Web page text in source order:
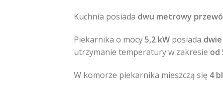
Kuchnia posiada dwu metrowy
Piekarnika o mocy5,2 kW posiada
utrzymanie temperatury w zakresie od
W komorze piekarnika mieszczą się 4